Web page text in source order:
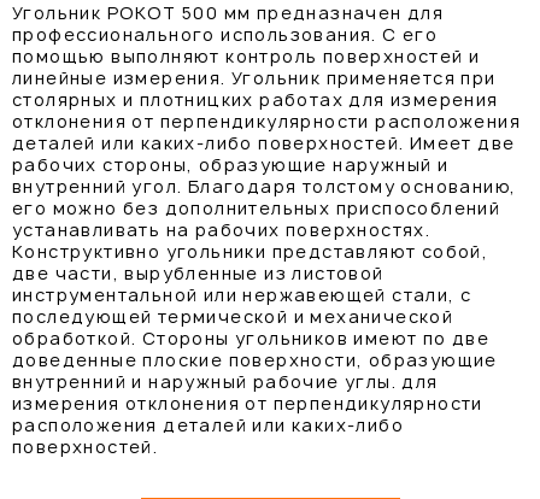
Угольник РОКОТ 500 мм предназначен для
профессионального использования. С его
помощью выполняют контроль поверхностей и
линейные измерения. Угольник применяется при
столярных и плотницких работах для измерения
отклонения от перпендикулярности расположения
деталей или каких-либо поверхностей. Имеет две
рабочих стороны, образующие наружный и
внутренний угол. Благодаря толстому основанию,
его можно без дополнительных приспособлений
устанавливать на рабочих поверхностях.
Конструктивно угольники представляют собой,
две части, вырубленные из листовой
инструментальной или нержавеющей стали, с
последующей термической и механической
обработкой. Стороны угольников имеют по две
доведенные плоские поверхности, образующие
внутренний и наружный рабочие углы. для
измерения отклонения от перпендикулярности
расположения деталей или каких-либо
поверхностей.